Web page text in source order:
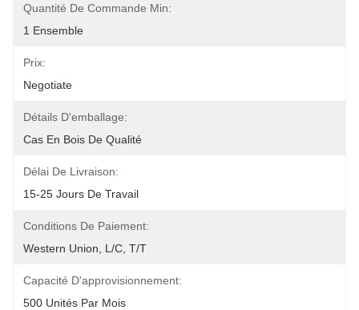
Quantité De Commande Min:
1 Ensemble
Prix:
Negotiate
Détails D'emballage:
Cas En Bois De Qualité
Délai De Livraison:
15-25 Jours De Travail
Conditions De Paiement:
Western Union, L/C, T/T
Capacité D'approvisionnement:
500 Unités Par Mois